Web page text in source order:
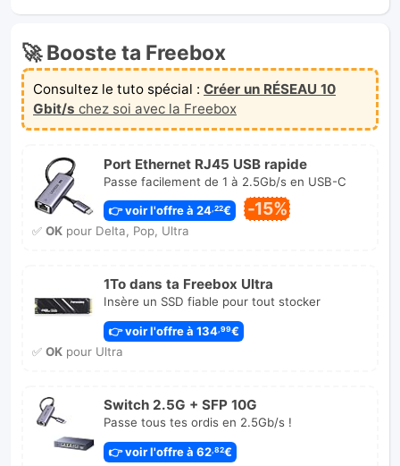
🚀 Booste ta Freebox
Consultez le tuto spécial : Créer un RÉSEAU 10
Gbit/s chez soi avec la Freebox
Port Ethernet RJ45 USB rapide
Passe facilement de 1 à 2.5Gb/s en USB-C
👉 voir l'offre à 24,22€ -15%
✅ OKpour Delta, Pop, Ultra
1To dans ta Freebox Ultra
Insère un SSD fiable pour tout stocker
👉 voir l'offre à 134 ,99€
✅ OKpour Ultra
Switch 2.5G + SFP 10G
Passe tous tes ordis en 2.5Gb/s !
👉 voir l'offre à 62,82€